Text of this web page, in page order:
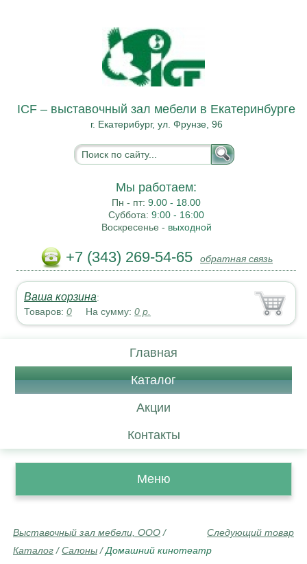
ICF – выставочный зал мебели в Екатеринбурге
г. Екатерибург, ул. Фрунзе, 96
Мы работаем:
Пн - пт:9.00 - 18.00
Суббота:9:00 - 16:00
Воскресенье - выходной
+7 (343) 269-54-65 обратная связь
Ваша корзина:
Товаров:0 На сумму:0 р.
Главная
Каталог
Акции
Контакты
Меню
Следующий товар
Выставочный зал мебели, ООО /
Каталог /Салоны /Домашний кинотеатр